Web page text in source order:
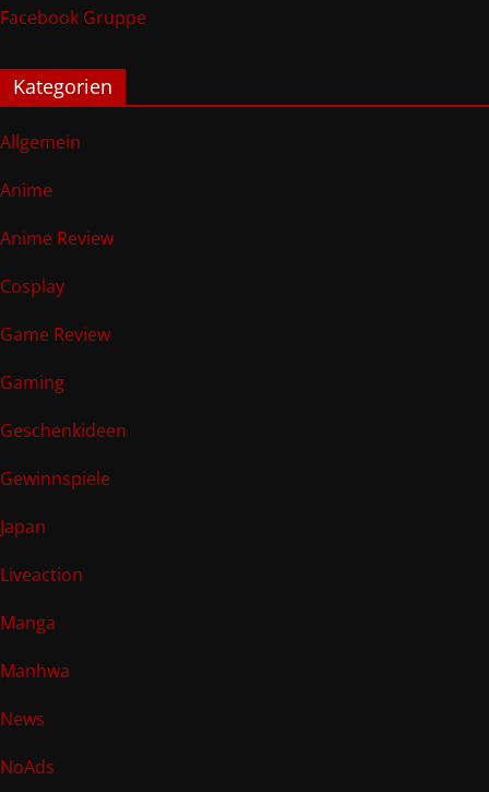
Facebook Gruppe
Kategorien
Allgemein
Anime
Anime Review
Cosplay
Game Review
Gaming
Geschenkideen
Gewinnspiele
Japan
Liveaction
Manga
Manhwa
News
NoAds